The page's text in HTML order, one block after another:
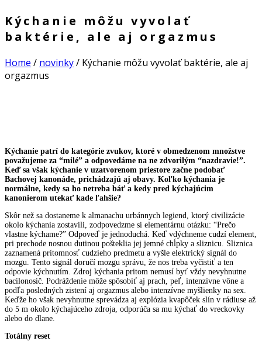
Kýchanie môžu vyvolať
baktérie, ale aj orgazmus
Home / novinky/ Kýchanie môžu vyvolať baktérie, ale aj
orgazmus
Kýchanie patrí do kategórie zvukov, ktoré v obmedzenom množstve
považujeme za “milé” a odpovedáme na ne zdvorilým “nazdravie!”.
Keď sa však kýchanie v uzatvorenom priestore začne podobať
Bachovej kanonáde, prichádzajú aj obavy. Koľko kýchania je
normálne, kedy sa ho netreba báť a kedy pred kýchajúcim
kanonierom utekať kade ľahšie?
Skôr než sa dostaneme k almanachu urbánnych legiend, ktorý civilizácie
okolo kýchania zostavili, zodpovedzme si elementárnu otázku: “Prečo
vlastne kýchame?” Odpoveď je jednoduchá. Keď vdýchneme cudzí element,
pri prechode nosnou dutinou pošteklia jej jemné chĺpky a sliznicu. Sliznica
zaznamená prítomnosť cudzieho predmetu a vyšle elektrický signál do
mozgu. Tento signál doručí mozgu správu, že nos treba vyčistiť a ten
odpovie kýchnutím. Zdroj kýchania pritom nemusí byť vždy nevyhnutne
bacilonosič. Podráždenie môže spôsobiť aj prach, peľ, intenzívne vône a
podľa posledných zistení aj orgazmus alebo intenzívne myšlienky na sex.
Keďže ho však nevyhnutne sprevádza aj explózia kvapôček slín v rádiuse až
do 5 m okolo kýchajúceho zdroja, odporúča sa mu kýchať do vreckovky
alebo do dlane.
Totálny reset